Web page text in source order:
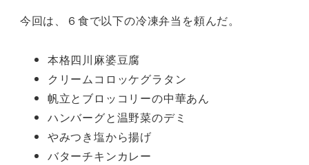
今回は、６食で以下の冷凍弁当を頼んだ。
本格四川麻婆豆腐
クリームコロッケグラタン
帆立とブロッコリーの中華あん
ハンバーグと温野菜のデミ
やみつき塩から揚げ
バターチキンカレー